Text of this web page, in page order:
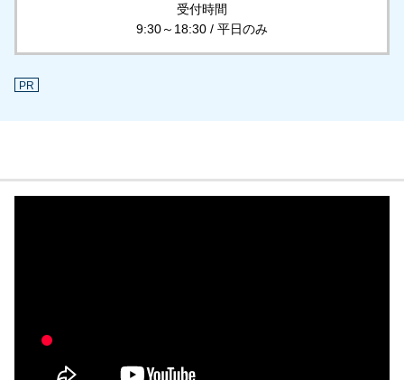
受付時間
9:30～18:30 / 平日のみ
PR